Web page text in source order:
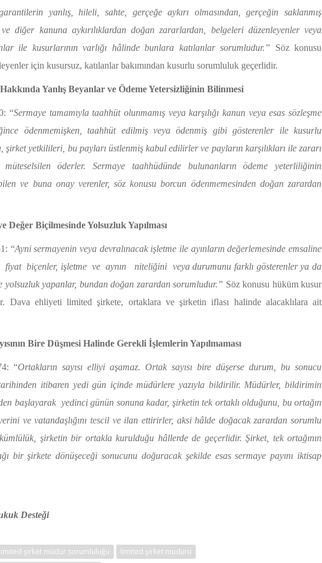
yanlış, hileli, sahte, gerçeğe aykırı olmasından, gerçeğin saklanmış
ve diğer kanuna aykırılıklardan doğan zararlardan, belgeleri düzenleyenler veya
ile kusurlarının varlığı hâlinde bunlara katılanlar sorumludur.” Söz konusu
için kusursuz, katılanlar bakımından kusurlu sorumluluk geçerlidir.
Yanlış Beyanlar ve Ödeme Yetersizliğinin Bilinmesi
“Sermaye tamamıyla taahhüt olunmamış veya karşılığı kanun veya esas sözleşme
ödenmemişken, taahhüt edilmiş veya ödenmiş gibi gösterenler ile kusurlu
şirket yetkilileri, bu payları üstlenmiş kabul edilirler ve payların karşılıkları ile zararı
öderler. Sermaye taahhüdünde bulunanların ödeme yeterliliğinin
bilen ve buna onay verenler, söz konusu borcun ödenmemesinden doğan zarardan
Değer Biçilmesinde Yolsuzluk Yapılması
“Ayni sermayenin veya devralınacak işletme ile ayınların değerlemesinde emsaline
biçenler, işletme ve aynın niteliğini veya durumunu farklı gösterenler ya da
yolsuzluk yapanlar, bundan doğan zarardan sorumludur.” Söz konusu hüküm kusur
Dava ehliyeti limited şirkete, ortaklara ve şirketin iflası halinde alacaklılara ait
Bire Düşmesi Halinde Gerekli İşlemlerin Ya­pılmaması
“Ortakların sayısı elliyi aşamaz. Ortak sayısı bire düşerse durum, bu sonucu
itibaren yedi gün içinde müdürlere yazıyla bildirilir. Müdürler, bildirimin
başlayarak yedinci günün sonuna kadar, şirketin tek ortaklı olduğunu, bu ortağın
ve vatandaşlığını tescil ve ilan ettirirler, aksi hâlde doğacak zarardan sorumlu
şirketin bir ortakla kurulduğu hâllerde de geçerlidir. Şirket, tek ortağının
bir şirkete dönüşeceği sonucunu doğuracak şekilde esas sermaye payını iktisap
Desteği
limited şirket müdür sorumluluğu
limited şirket müdürü